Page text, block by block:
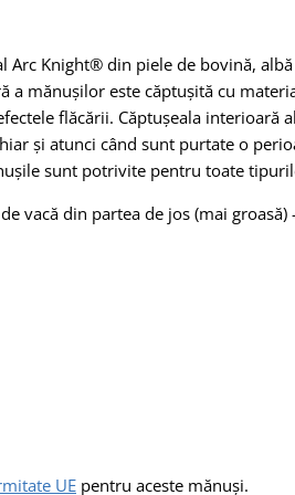
Arc Knight® din piele de bovină,
a mănușilor este căptușită cu
flăcării. Căptușeala interioară
și atunci când sunt purtate o
sunt potrivite pentru toate
vacă din partea de jos (mai
UE pentru aceste mănuși.